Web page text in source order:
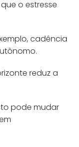
o estresse
cadência
reduz a
pode mudar